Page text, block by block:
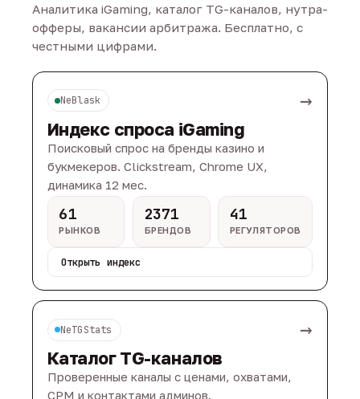
Аналитика iGaming, каталог TG-каналов, нутра-
офферы, вакансии арбитража. Бесплатно, с
честными цифрами.
NeBlask →
Индекс спроса iGaming
Поисковый спрос на бренды казино и
букмекеров. Clickstream, Chrome UX,
динамика 12 мес.
61
РЫНКОВ
2371
БРЕНДОВ
41
РЕГУЛЯТОРОВ
Открыть индекс
NeTGStats →
Каталог TG-каналов
Проверенные каналы с ценами, охватами,
CPM и контактами админов.